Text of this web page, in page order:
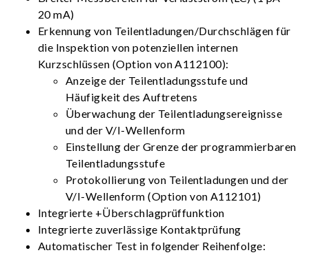
20 mA)
Erkennung von Teilentladungen/Durchschlägen für
die Inspektion von potenziellen internen
Kurzschlüssen (Option von A112100):
Anzeige der Teilentladungsstufe und
Häufigkeit des Auftretens
Überwachung der Teilentladungsereignisse
und der V/I-Wellenform
Einstellung der Grenze der programmierbaren
Teilentladungsstufe
Protokollierung von Teilentladungen und der
V/I-Wellenform (Option von A112101)
Integrierte +Überschlagprüffunktion
Integrierte zuverlässige Kontaktprüfung
Automatischer Test in folgender Reihenfolge: